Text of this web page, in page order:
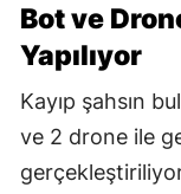
Bot ve
Yapılıyor
Kayıp şahsın
ve 2 drone ile